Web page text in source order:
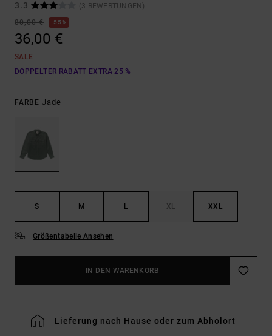
3.3
(3 BEWERTUNGEN)
80,00 €
55%
36,00 €
SALE
DOPPELTER RABATT EXTRA 25 %
FARBE Jade
S M L XL XXL
Größentabelle Ansehen
IN DEN WARENKORB
Lieferung nach Hause oder zum Abholort